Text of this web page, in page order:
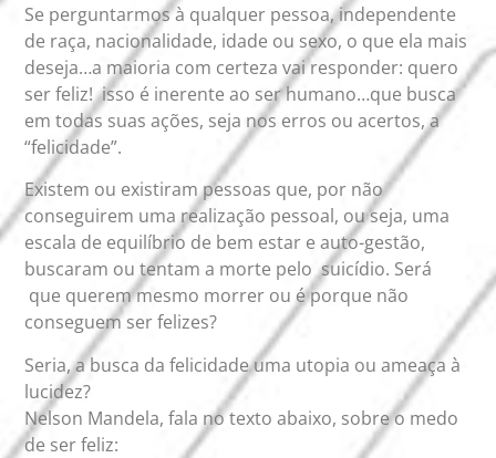
Se perguntarmos à qualquer pessoa, independente
de raça, nacionalidade, idade ou sexo, o que ela mais
deseja…a maioria com certeza vai responder: quero
ser feliz! isso é inerente ao ser humano…que busca
em todas suas ações, seja nos erros ou acertos, a
“felicidade”.
Existem ou existiram pessoas que, por não
conseguirem uma realização pessoal, ou seja, uma
escala de equilíbrio de bem estar e auto-gestão,
buscaram ou tentam a morte pelo suicídio. Será
que querem mesmo morrer ou é porque não
conseguem ser felizes?
Seria, a busca da felicidade uma utopia ou ameaça à
lucidez?
Nelson Mandela, fala no texto abaixo, sobre o medo
de ser feliz: